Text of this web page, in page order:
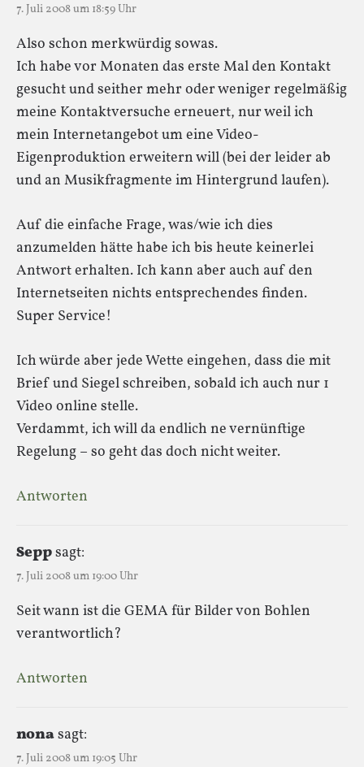
7. Juli 2008 um 18:59 Uhr
Also schon merkwürdig sowas.
Ich habe vor Monaten das erste Mal den Kontakt
gesucht und seither mehr oder weniger regelmäßig
meine Kontaktversuche erneuert, nur weil ich
mein Internetangebot um eine Video-
Eigenproduktion erweitern will (bei der leider ab
und an Musikfragmente im Hintergrund laufen).
Auf die einfache Frage, was/wie ich dies
anzumelden hätte habe ich bis heute keinerlei
Antwort erhalten. Ich kann aber auch auf den
Internetseiten nichts entsprechendes finden.
Super Service!
Ich würde aber jede Wette eingehen, dass die mit
Brief und Siegel schreiben, sobald ich auch nur 1
Video online stelle.
Verdammt, ich will da endlich ne vernünftige
Regelung – so geht das doch nicht weiter.
Antworten
Seppsagt:
7. Juli 2008 um 19:00 Uhr
Seit wann ist die GEMA für Bilder von Bohlen
verantwortlich?
Antworten
nonasagt:
7. Juli 2008 um 19:05 Uhr